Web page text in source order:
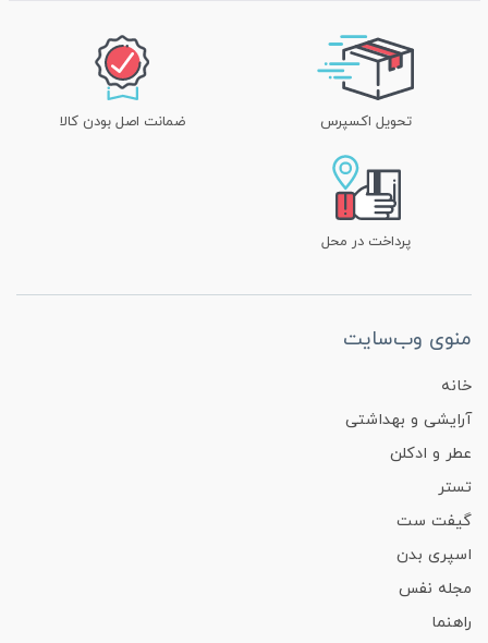
تحویل اکسپرس ضمانت اصل بودن کالا
پرداخت در محل
منوی وب‌سایت
خانه
آرایشی و بهداشتی
عطر و ادکلن
تستر
گیفت ست
اسپری بدن
مجله نفس
راهنما